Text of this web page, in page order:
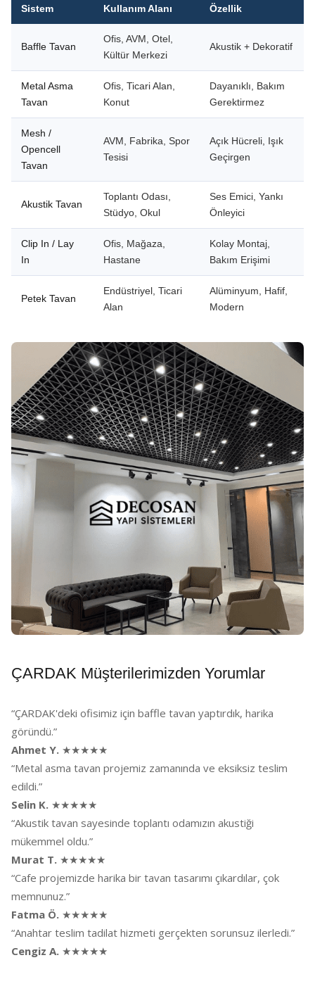
Sistem Kullanım Alanı Özellik
Baffle Tavan
Ofis, AVM, Otel,
Kültür Merkezi
Akustik + Dekoratif
Metal Asma
Tavan
Ofis, Ticari Alan,
Konut
Dayanıklı, Bakım
Gerektirmez
Mesh /
Opencell
Tavan
AVM, Fabrika, Spor
Tesisi
Açık Hücreli, Işık
Geçirgen
Akustik Tavan
Toplantı Odası,
Stüdyo, Okul
Ses Emici, Yankı
Önleyici
Clip In / Lay
In
Ofis, Mağaza,
Hastane
Kolay Montaj,
Bakım Erişimi
Petek Tavan
Endüstriyel, Ticari
Alan
Alüminyum, Hafif,
Modern
ÇARDAK Müşterilerimizden Yorumlar
“ÇARDAK'deki ofisimiz için baffle tavan yaptırdık, harika
göründü.”
Ahmet Y. ★★★★★
“Metal asma tavan projemiz zamanında ve eksiksiz teslim
edildi.”
Selin K. ★★★★★
“Akustik tavan sayesinde toplantı odamızın akustiği
mükemmel oldu.”
Murat T. ★★★★★
“Cafe projemizde harika bir tavan tasarımı çıkardılar, çok
memnunuz.”
Fatma Ö. ★★★★★
“Anahtar teslim tadilat hizmeti gerçekten sorunsuz ilerledi.”
Cengiz A. ★★★★★